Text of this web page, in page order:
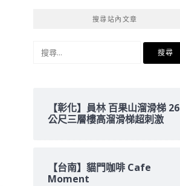
搜尋站內文章
【彰化】員林 百果山溜滑梯 26
公尺三層樓高溜滑梯超刺激
【台南】貓門咖啡 Cafe
Moment